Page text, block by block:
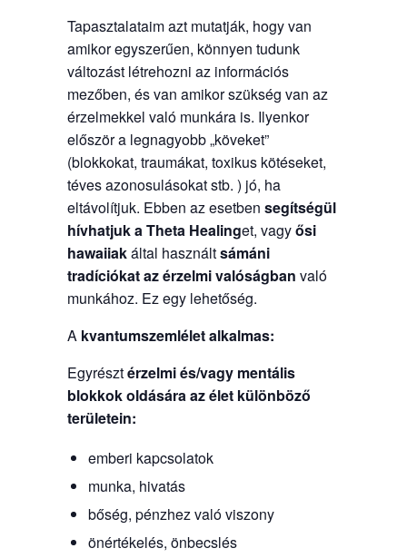
Tapasztalataim azt mutatják, hogy van
amikor egyszerűen, könnyen tudunk
változást létrehozni az információs
mezőben, és van amikor szükség van az
érzelmekkel való munkára is. Ilyenkor
először a legnagyobb „köveket”
(blokkokat, traumákat, toxikus kötéseket,
téves azonosulásokat stb. ) jó, ha
eltávolítjuk. Ebben az esetben segítségül
hívhatjuk aTheta Healinget, vagyősi
hawaiiakáltal használtsámáni
tradíciókataz érzelmi valóságban való
munkához. Ez egy lehetőség.
A kvantumszemléletalkalmas:
Egyrésztérzelmi és/vagy mentális
blokkok oldásáraaz élet különböző
területein:
emberi kapcsolatok
munka, hivatás
bőség, pénzhez való viszony
önértékelés, önbecslés